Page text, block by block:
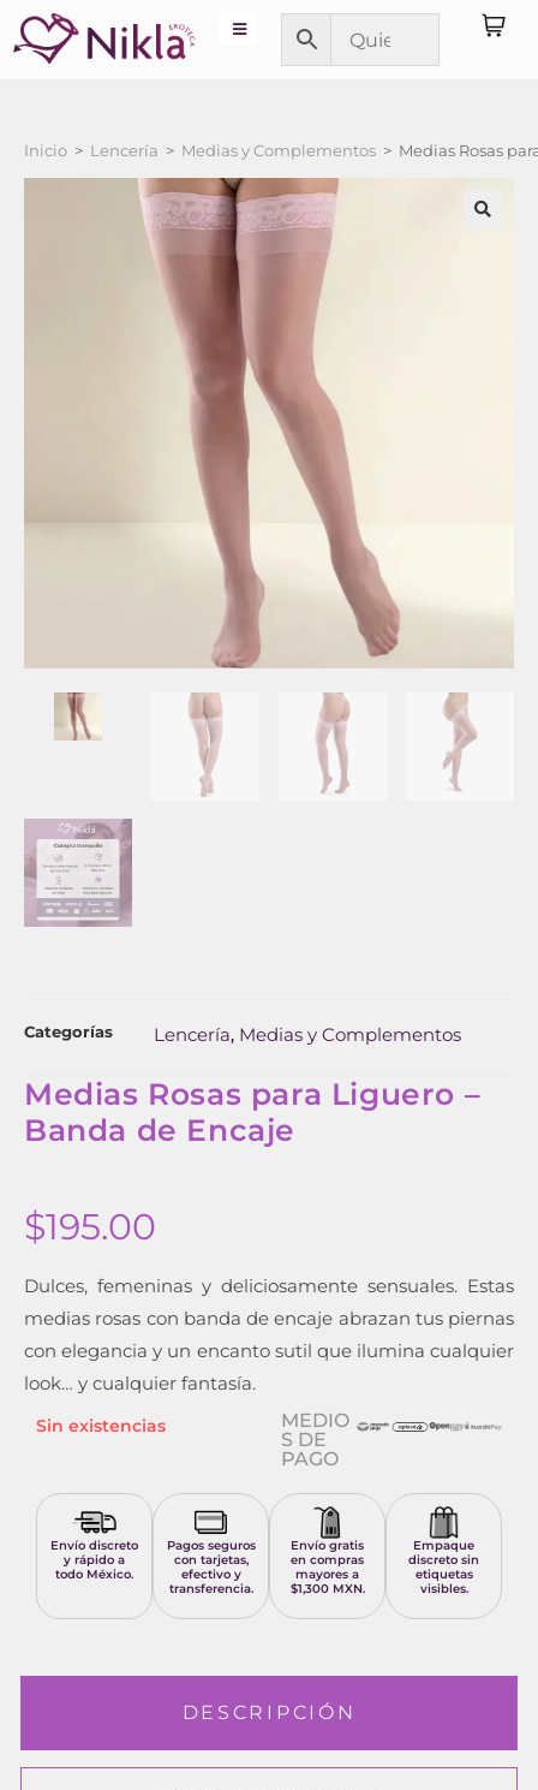
Inicio > Lencería > Medias y Complementos > Medias Rosas
Categorías Lencería, Medias y Complementos
Medias Rosas para Liguero –
Banda de Encaje
$195.00
Dulces, femeninas y deliciosamente sensuales. Estas
medias rosas con banda de encaje abrazan tus piernas
con elegancia y un encanto sutil que ilumina cualquier
look… y cualquier fantasía.
Sin existencias
MEDIO
S DE
PAGO
Envío discreto
y rápido a
todo México.
Pagos seguros
con tarjetas,
efectivo y
transferencia.
Envío gratis
en compras
mayores a
$1,300 MXN.
Empaque
discreto sin
etiquetas
visibles.
DESCRIPCIÓN